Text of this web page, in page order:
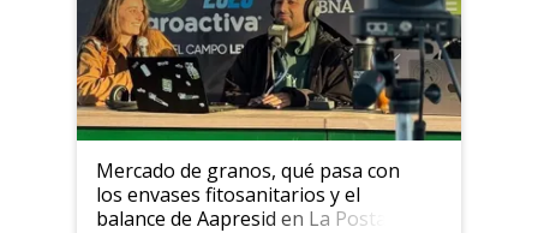
Mercado de granos, qué pasa con
los envases fitosanitarios y el
balance de Aapresid en La Posta